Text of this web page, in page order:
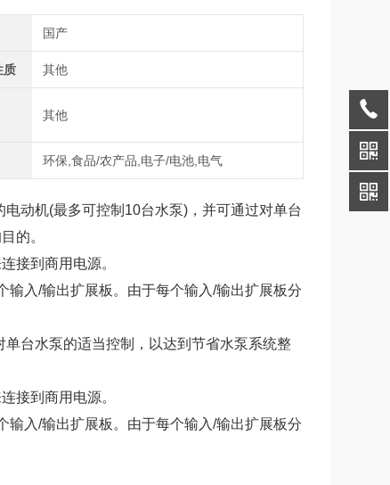
国产
质 其他
其他
环保,食品/农产品,电子/电池,电气
动机(最多可控制10台水泵)，并可通过对单台
的。
接到商用电源。
入/输出扩展板。由于每个输入/输出扩展板分
台水泵的适当控制，以达到节省水泵系统整
接到商用电源。
入/输出扩展板。由于每个输入/输出扩展板分